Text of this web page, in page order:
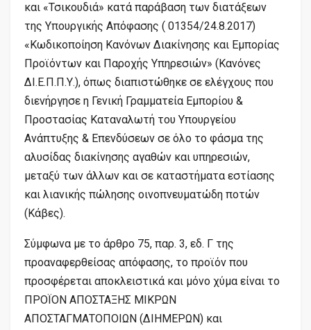
και «Τσικουδιά» κατά παράβαση των διατάξεων
της Υπουργικής Απόφασης ( 01354/24.8.2017)
«Κωδικοποίηση Κανόνων Διακίνησης και Εμπορίας
Προϊόντων και Παροχής Υπηρεσιών» (Κανόνες
ΔΙ.Ε.Π.Π.Υ.), όπως διαπιστώθηκε σε ελέγχους που
διενήργησε η Γενική Γραμματεία Εμπορίου &
Προστασίας Καταναλωτή του Υπουργείου
Ανάπτυξης & Επενδύσεων σε όλο το φάσμα της
αλυσίδας διακίνησης αγαθών και υπηρεσιών,
μεταξύ των άλλων και σε καταστήματα εστίασης
και λιανικής πώλησης οινοπνευματώδη ποτών
(Κάβες).
Σύμφωνα με το άρθρο 75, παρ. 3, εδ. Γ της
προαναφερθείσας απόφασης, το προϊόν που
προσφέρεται αποκλειστικά και μόνο χύμα είναι το
ΠΡΟΪΟΝ ΑΠΟΣΤΑΞΗΣ ΜΙΚΡΩΝ
ΑΠΟΣΤΑΓΜΑΤΟΠΟΙΩΝ (ΔΙΗΜΕΡΩΝ) και